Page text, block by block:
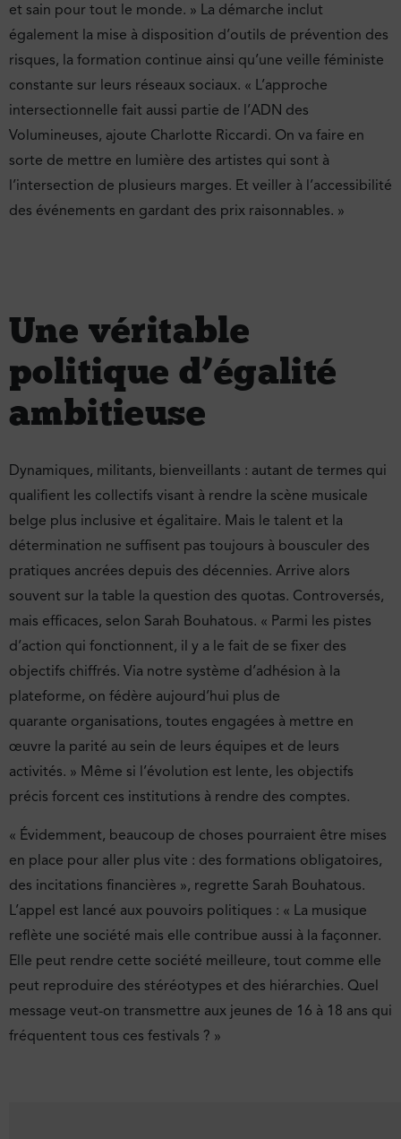
et sain pour tout le monde. » La démarche inclut
également la mise à disposition d’outils de prévention des
risques, la formation continue ainsi qu’une veille féministe
constante sur leurs réseaux sociaux. « L’approche
intersectionnelle fait aussi partie de l’ADN des
Volumineuses, ajoute Charlotte Riccardi. On va faire en
sorte de mettre en lumière des artistes qui sont à
l’intersection de plusieurs marges. Et veiller à l’accessibilité
des événements en gardant des prix raisonnables. »
Une véritable
politique d’égalité
ambitieuse
Dynamiques, militants, bienveillants : autant de termes qui
qualifient les collectifs visant à rendre la scène musicale
belge plus inclusive et égalitaire. Mais le talent et la
détermination ne suffisent pas toujours à bousculer des
pratiques ancrées depuis des décennies. Arrive alors
souvent sur la table la question des quotas. Controversés,
mais efficaces, selon Sarah Bouhatous. « Parmi les pistes
d’action qui fonctionnent, il y a le fait de se fixer des
objectifs chiffrés. Via notre système d’adhésion à la
plateforme, on fédère aujourd’hui plus de
quarante organisations, toutes engagées à mettre en
œuvre la parité au sein de leurs équipes et de leurs
activités. » Même si l’évolution est lente, les objectifs
précis forcent ces institutions à rendre des comptes.
« Évidemment, beaucoup de choses pourraient être mises
en place pour aller plus vite : des formations obligatoires,
des incitations financières », regrette Sarah Bouhatous.
L’appel est lancé aux pouvoirs politiques : « La musique
reflète une société mais elle contribue aussi à la façonner.
Elle peut rendre cette société meilleure, tout comme elle
peut reproduire des stéréotypes et des hiérarchies. Quel
message veut-on transmettre aux jeunes de 16 à 18 ans qui
fréquentent tous ces festivals ? »